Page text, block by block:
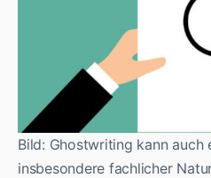
Bild: Ghostwriting kann auch
insbesondere fachlicher